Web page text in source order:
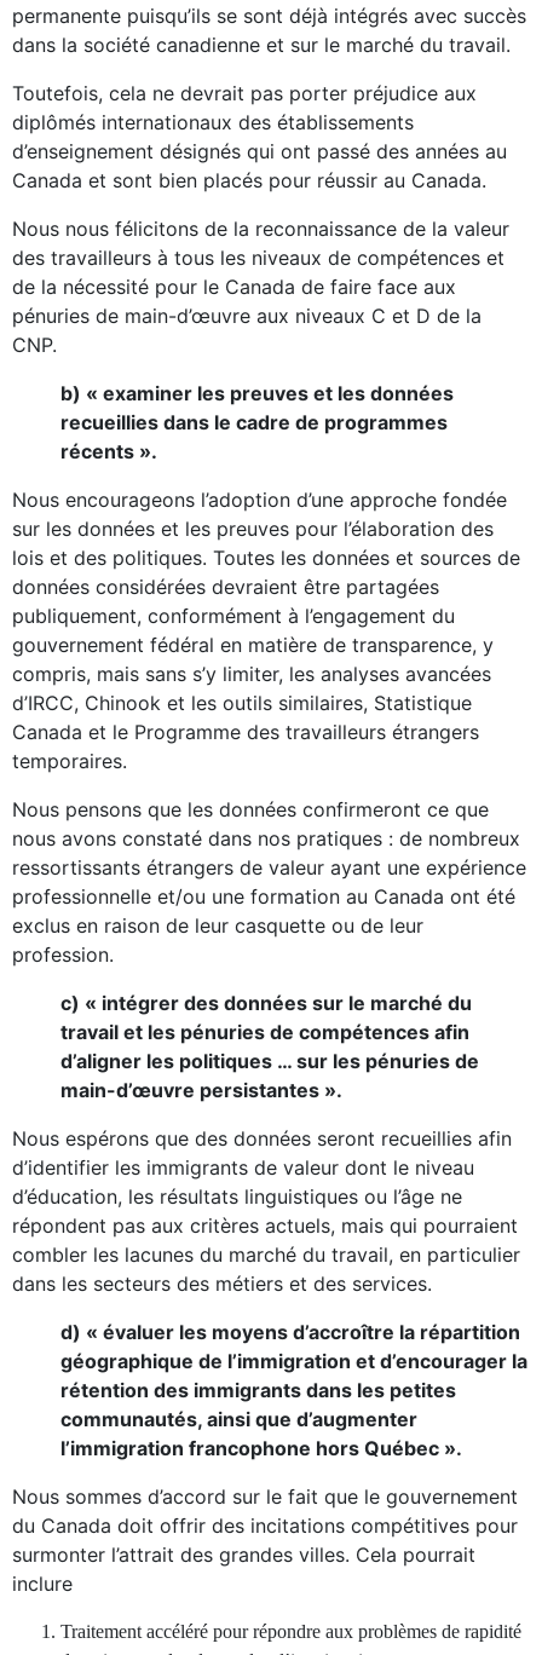
permanente puisqu’ils se sont déjà intégrés avec succès
dans la société canadienne et sur le marché du travail.
Toutefois, cela ne devrait pas porter préjudice aux
diplômés internationaux des établissements
d’enseignement désignés qui ont passé des années au
Canada et sont bien placés pour réussir au Canada.
Nous nous félicitons de la reconnaissance de la valeur
des travailleurs à tous les niveaux de compétences et
de la nécessité pour le Canada de faire face aux
pénuries de main-d’œuvre aux niveaux C et D de la
CNP.
b) « examiner les preuves et les données
recueillies dans le cadre de programmes
récents ».
Nous encourageons l’adoption d’une approche fondée
sur les données et les preuves pour l’élaboration des
lois et des politiques. Toutes les données et sources de
données considérées devraient être partagées
publiquement, conformément à l’engagement du
gouvernement fédéral en matière de transparence, y
compris, mais sans s’y limiter, les analyses avancées
d’IRCC, Chinook et les outils similaires, Statistique
Canada et le Programme des travailleurs étrangers
temporaires.
Nous pensons que les données confirmeront ce que
nous avons constaté dans nos pratiques : de nombreux
ressortissants étrangers de valeur ayant une expérience
professionnelle et/ou une formation au Canada ont été
exclus en raison de leur casquette ou de leur
profession.
c) « intégrer des données sur le marché du
travail et les pénuries de compétences afin
d’aligner les politiques … sur les pénuries de
main-d’œuvre persistantes ».
Nous espérons que des données seront recueillies afin
d’identifier les immigrants de valeur dont le niveau
d’éducation, les résultats linguistiques ou l’âge ne
répondent pas aux critères actuels, mais qui pourraient
combler les lacunes du marché du travail, en particulier
dans les secteurs des métiers et des services.
d) « évaluer les moyens d’accroître la répartition
géographique de l’immigration et d’encourager la
rétention des immigrants dans les petites
communautés, ainsi que d’augmenter
l’immigration francophone hors Québec ».
Nous sommes d’accord sur le fait que le gouvernement
du Canada doit offrir des incitations compétitives pour
surmonter l’attrait des grandes villes. Cela pourrait
inclure
Traitement accéléré pour répondre aux problèmes de rapidité